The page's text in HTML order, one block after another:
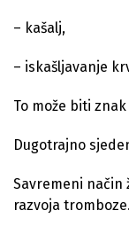
– kašalj,
– iskašljavanje
To može biti
Dugotrajno
Savremeni način
razvoja tromboze.